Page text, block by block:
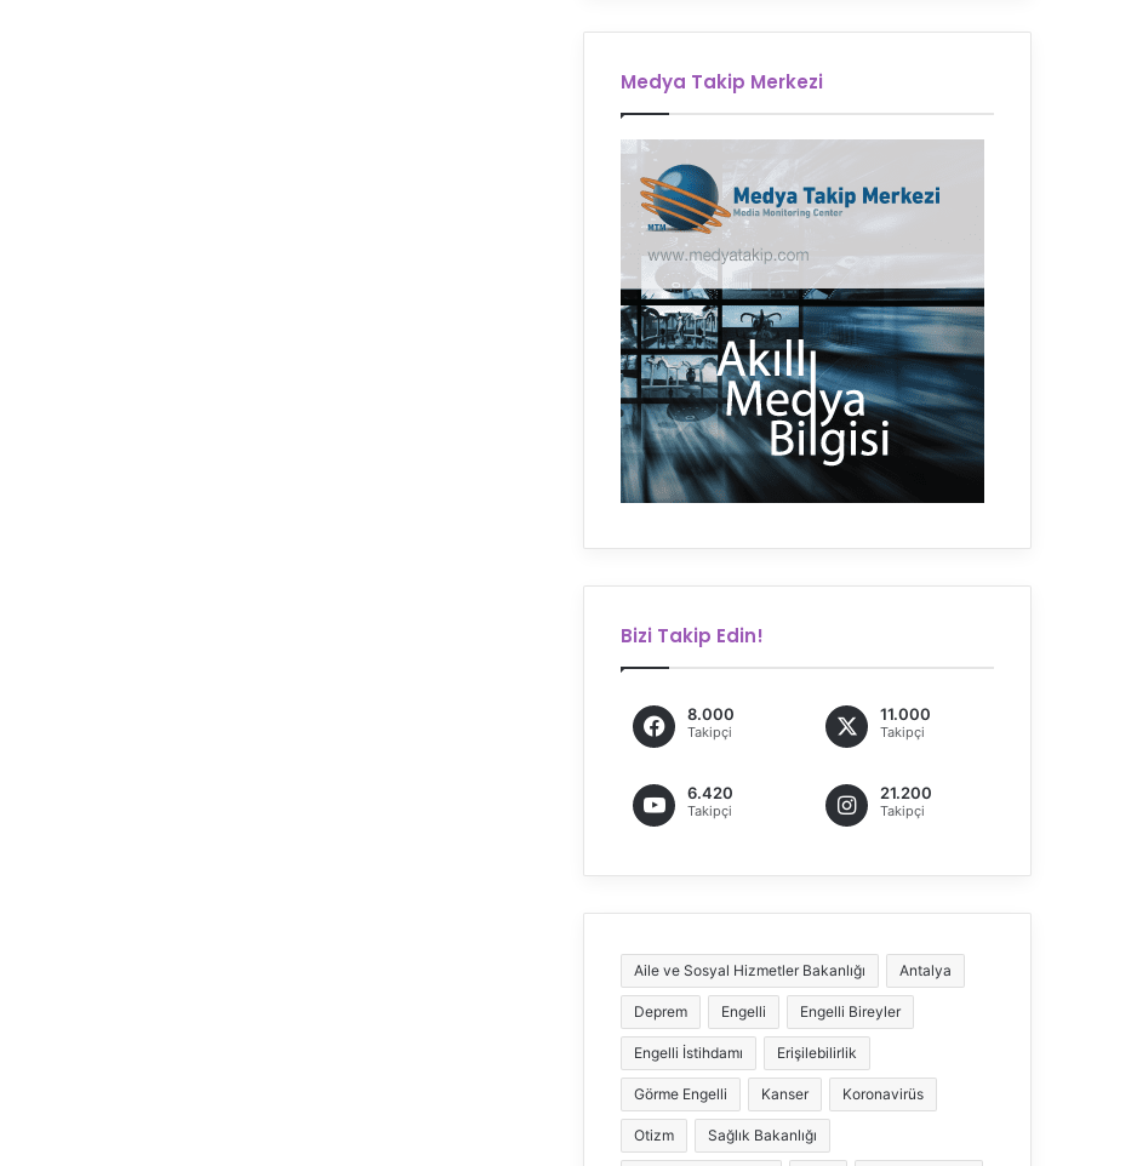
Medya Takip Merkezi
Bizi Takip Edin!
8.000
Takipçi
11.000
Takipçi
6.420
Takipçi
21.200
Takipçi
Aile ve Sosyal Hizmetler Bakanlığı Antalya
Deprem Engelli Engelli Bireyler
Engelli İstihdamı Erişilebilirlik
Görme Engelli Kanser Koronavirüs
Otizm Sağlık Bakanlığı